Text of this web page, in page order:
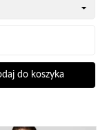
do koszyka